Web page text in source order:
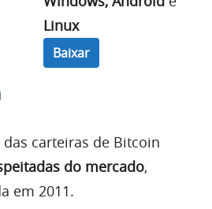
Linux
Baixar
das carteiras de Bitcoin
do mercado,
em 2011.